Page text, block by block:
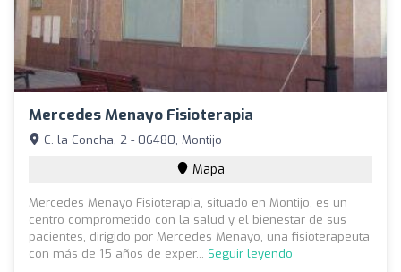
Mercedes Menayo Fisioterapia
C. la Concha, 2 - 06480, Montijo
Mapa
Mercedes Menayo Fisioterapia, situado en Montijo, es un
centro comprometido con la salud y el bienestar de sus
pacientes, dirigido por Mercedes Menayo, una fisioterapeuta
con más de 15 años de exper... Seguir leyendo